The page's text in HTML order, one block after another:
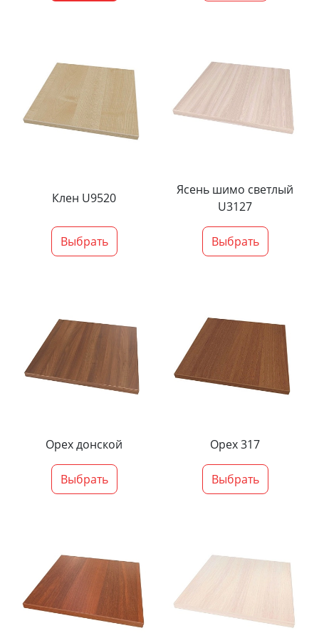
Клен U9520
Выбрать
Ясень шимо светлый
U3127
Выбрать
Орех донской
Выбрать
Орех 317
Выбрать